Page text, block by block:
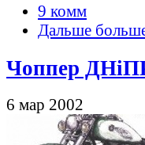
9 комм
Дальше
Чоппер
6 мар 2002